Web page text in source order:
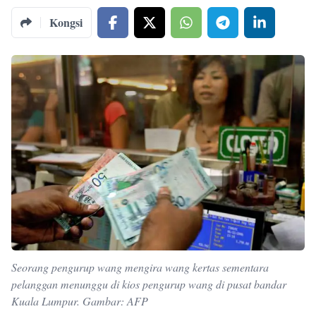
Kongsi
Seorang pengurup wang mengira wang kertas sementara
pelanggan menunggu di kios pengurup wang di pusat bandar
Kuala Lumpur. Gambar: AFP